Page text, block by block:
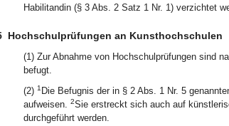
Habilitandin (§ 3 Abs. 2 Satz 1 Nr. 1) verzichtet
Hochschulprüfungen an Kunsthochschulen
(1) Zur Abnahme von Hochschulprüfungen sind
befugt.
(2) 1 Die Befugnis der in § 2 Abs. 1 Nr. 5
aufweisen. 2Sie erstreckt sich auch auf
durchgeführt werden.